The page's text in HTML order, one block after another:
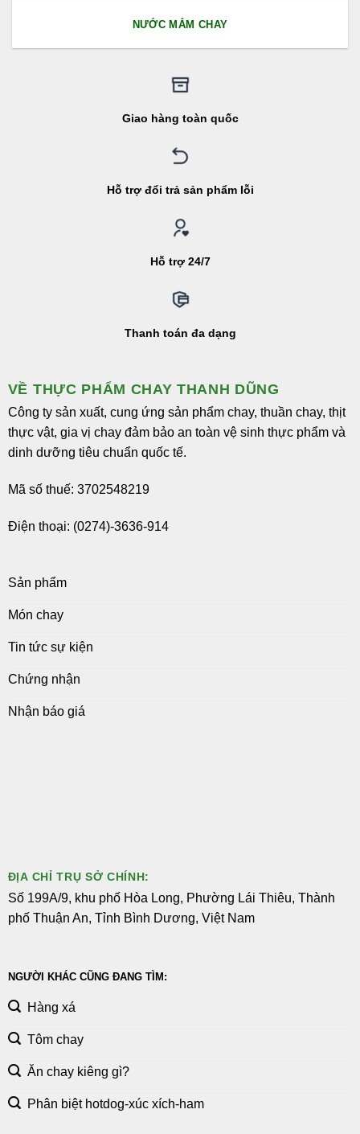
NƯỚC MẮM CHAY
Giao hàng toàn quốc
Hỗ trợ đổi trả sản phẩm lỗi
Hỗ trợ 24/7
Thanh toán đa dạng
VỀ THỰC PHẨM CHAY THANH DŨNG
Công ty sản xuất, cung ứng sản phẩm chay, thuần chay, thịt
thực vật, gia vị chay đảm bảo an toàn vệ sinh thực phẩm và
dinh dưỡng tiêu chuẩn quốc tế.
Mã số thuế: 3702548219
Điện thoại: (0274)-3636-914
Sản phẩm
Món chay
Tin tức sự kiện
Chứng nhận
Nhận báo giá
ĐỊA CHỈ TRỤ SỞ CHÍNH:
Số 199A/9, khu phố Hòa Long, Phường Lái Thiêu, Thành
phố Thuận An, Tỉnh Bình Dương, Việt Nam
NGƯỜI KHÁC CŨNG ĐANG TÌM:
Hàng xá
Tôm chay
Ăn chay kiêng gì?
Phân biệt hotdog-xúc xích-ham